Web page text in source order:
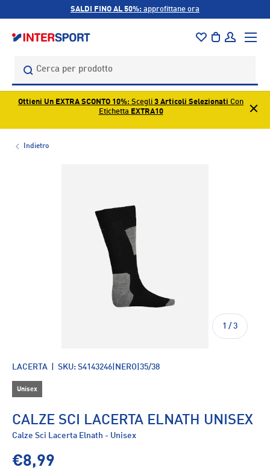
SALDI FINO AL 50%: approfittane ora
Cerca
BorsaAccedi
Menu
Ottieni Un EXTRA SCONTO 10%: Scegli 3 Articoli Selezionati Con
Etichetta EXTRA10
Indietro
1 / di
3
LACERTA SKU: S4143246|NERO|35/38
Unisex
CALZE SCI LACERTA ELNATH UNISEX
Calze Sci Lacerta Elnath - Unisex
€8,99